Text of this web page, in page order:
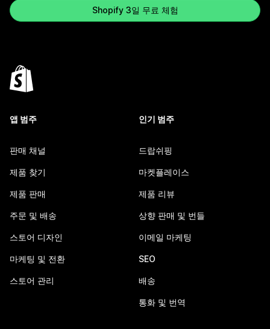
Shopify 3일 무료 체험
앱 범주
판매 채널
제품 찾기
제품 판매
주문 및 배송
스토어 디자인
마케팅 및 전환
스토어 관리
인기 범주
드랍쉬핑
마켓플레이스
제품 리뷰
상향 판매 및 번들
이메일 마케팅
SEO
배송
통화 및 번역